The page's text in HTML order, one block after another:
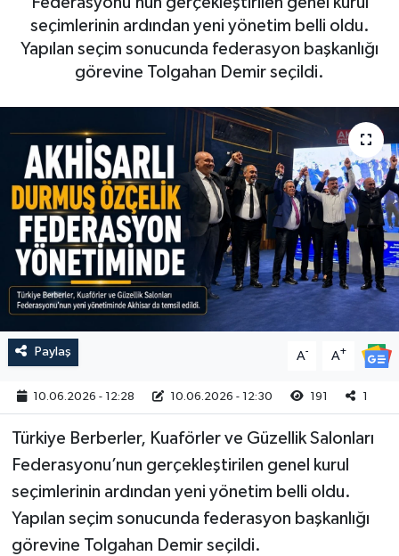
seçimlerinin ardından yeni yönetim belli oldu.
Yapılan seçim sonucunda federasyon başkanlığı
görevine Tolgahan Demir seçildi.
Paylaş A- A+
10.06.2026 - 12:28 10.06.2026 - 12:30 191 1
Türkiye Berberler, Kuaförler ve Güzellik Salonları
Federasyonu’nun gerçekleştirilen genel kurul
seçimlerinin ardından yeni yönetim belli oldu.
Yapılan seçim sonucunda federasyon başkanlığı
görevine Tolgahan Demir seçildi.
Magazin
Duyurular
Kadın
Teknoloji
Akhisar Emlak
Ülke
Etiketler
Duyurular
Tarım-Gıda
Röportaj
Dünya
Yaşam
Kadın
Teknoloji
Yerel Haber
Akhisar Emlak
Ülke
Etiketler